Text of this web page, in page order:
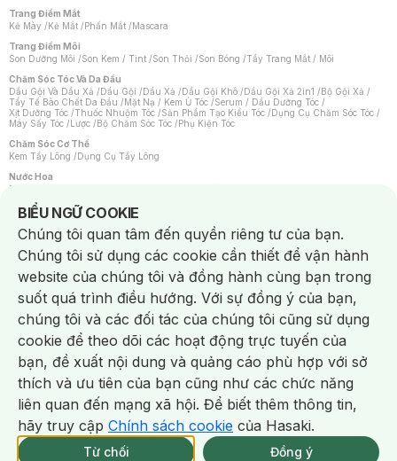
Trang Điểm Mắt
Kẻ Mày /Kẻ Mắt /Phấn Mắt /Mascara
Trang Điểm Môi
Son Dưỡng Môi /Son Kem / Tint /Son Thỏi /Son Bóng /Tẩy Trang Mắt / Môi
Chăm Sóc Tóc Và Da Đầu
Dầu Gội Và Dầu Xả /Dầu Gội /Dầu Xả /Dầu Gội Khô /Dầu Gội Xả 2in1 /Bộ Gội Xả /
Tẩy Tế Bào Chết Da Đầu /Mặt Nạ / Kem Ủ Tóc /Serum / Dầu Dưỡng Tóc /
Xịt Dưỡng Tóc /Thuốc Nhuộm Tóc /Sản Phẩm Tạo Kiểu Tóc /Dụng Cụ Chăm Sóc Tóc /
Máy Sấy Tóc /Lược /Bộ Chăm Sóc Tóc /Phụ Kiện Tóc
Chăm Sóc Cơ Thể
Kem Tẩy Lông /Dụng Cụ Tẩy Lông
Nước Hoa
Nước Hoa Nữ
Chăm Sóc Cá Nhân
Chống Muỗi /Khẩu Trang /Máy Massage/Mặt Nạ Xông Hơi /Nước Rửa Tay/
Sản Phẩm Chăm Sóc Khác /Bàn Chải Đánh Răng /Bàn Chải Điện/
Hỗ Trợ Trắng Răng/Kem Đánh Răng /Máy Tăm Nước/ Nước Súc Miệng/
Tăm / Chỉ Nha Khoa/ Xịt Thơm Miệng / Dung Dịch Vệ Sinh/Dưỡng Vùng Kín/
Khăn Ướt Vệ Sinh Vùng Kín/Băng Vệ Sinh/Tampon/Bọt Cạo Râu /Dao Cạo Râu/
Máy Cạo Râu
Vấn Đề Về Da
Da Dầu / Lỗ Chân Lông To/ Da Khô / Mất Nước/ Da Lão Hóa/ Da Mụn/
Da Nhạy Cảm / Kích Ứng
Da Xỉn Màu Thâm / Nám / Tàn Nhang
Quầng Thâm & Bọng Mắt /Sẹo /Viêm Da Cơ Địa
Dụng Cụ / Phụ Kiện Chăm Sóc Da
Bông Tẩy Trang
Khăn Lau Mặt Khô Dụng Cụ / Máy Rửa Mặt Máy Chăm Sóc Da
Dụng Cụ Chăm Sóc Khác
BIỂU NGỮ COOKIE
Notice about cookies usage
Chúng tôi quan tâm đến quyền riêng tư của bạn.
Chúng tôi sử dụng các cookie cần thiết để vận hành
website của chúng tôi và đồng hành cùng bạn trong
suốt quá trình điều hướng. Với sự đồng ý của bạn,
chúng tôi và các đối tác của chúng tôi cũng sử dụng
cookie để theo dõi các hoạt động trực tuyến của
bạn, đề xuất nội dung và quảng cáo phù hợp với sở
thích và ưu tiên của bạn cũng như các chức năng
liên quan đến mạng xã hội. Để biết thêm thông tin,
hãy truy cập Chính sách cookie của Hasaki.
Từ chối Đồng ý